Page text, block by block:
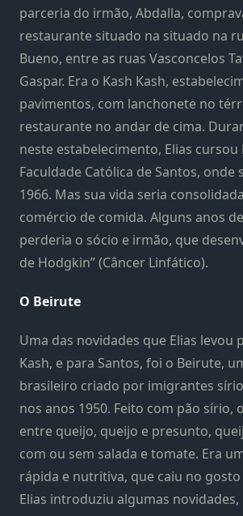
parceria do irmão, Abdalla,
restaurante situado na situado na
Bueno, entre as ruas Vasconcelos
Gaspar. Era o Kash Kash,
pavimentos, com lanchonete no
restaurante no andar de cima.
neste estabelecimento, Elias
Faculdade Católica de Santos, onde
1966. Mas sua vida seria
comércio de comida. Alguns anos
perderia o sócio e irmão, que
de Hodgkin” (Câncer Linfático).
O Beirute
Uma das novidades que Elias levou
Kash, e para Santos, foi o Beirute,
brasileiro criado por imigrantes
nos anos 1950. Feito com pão sírio,
entre queijo, queijo e presunto,
com ou sem salada e tomate. Era
rápida e nutritiva, que caiu no
Elias introduziu algumas